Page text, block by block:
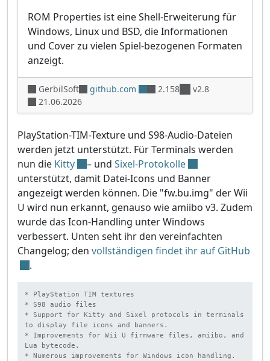
ROM Properties ist eine Shell-Erweiterung für
Windows, Linux und BSD, die Informationen
und Cover zu vielen Spiel-bezogenen Formaten
anzeigt.
GerbilSoft github.com 2.158
v2.8
21.06.2026
PlayStation-TIM-Texture und S98-Audio-Dateien
werden jetzt unterstützt. Für Terminals werden
nun die Kitty – und Sixel-Protokolle
unterstützt, damit Datei-Icons und Banner
angezeigt werden können. Die "fw.bu.img" der Wii
U wird nun erkannt, genauso wie amiibo v3. Zudem
wurde das Icon-Handling unter Windows
verbessert. Unten seht ihr den vereinfachten
Changelog; den vollständigen findet ihr auf GitHub
.
* PlayStation TIM textures
* S98 audio files
* Support for Kitty and Sixel protocols in terminals
to display file icons and banners.
* Improvements for Wii U firmware files, amiibo, and
Lua bytecode.
* Numerous improvements for Windows icon handling.